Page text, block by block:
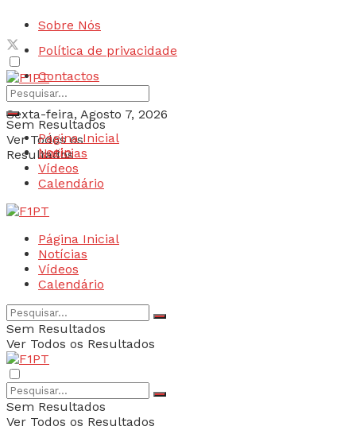
Sobre Nós
Política de privacidade
Contactos
Sexta-feira, Agosto 7, 2026
Login
Sem Resultados
Ver Todos os
Resultados
Página Inicial
Notícias
Vídeos
Calendário
Página Inicial
Notícias
Vídeos
Calendário
Sem Resultados
Ver Todos os Resultados
Sem Resultados
Ver Todos os Resultados